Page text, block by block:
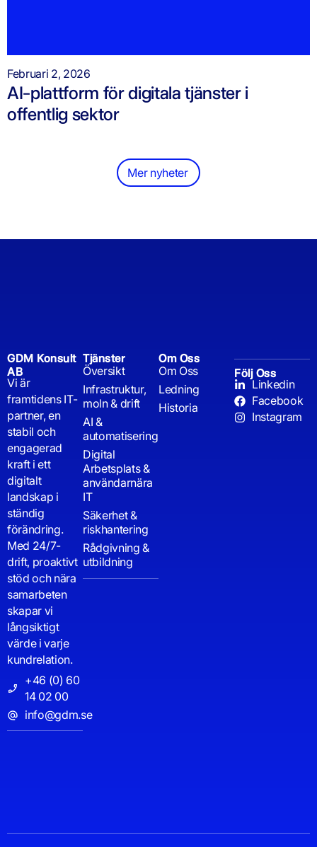
Februari 2, 2026
AI-plattform för digitala tjänster i
offentlig sektor
Mer nyheter
GDM Konsult
AB
Vi är
framtidens IT-
partner, en
stabil och
engagerad
kraft i ett
digitalt
landskap i
ständig
förändring.
Med 24/7-
drift, proaktivt
stöd och nära
samarbeten
skapar vi
långsiktigt
värde i varje
kundrelation.
+46 (0) 60
14 02 00
info@gdm.se
Tjänster
Översikt
Infrastruktur,
moln & drift
AI &
automatisering
Digital
Arbetsplats &
användarnära
IT
Säkerhet &
riskhantering
Rådgivning &
utbildning
Om Oss
Om Oss
Ledning
Historia
Följ Oss
Linkedin
Facebook
Instagram